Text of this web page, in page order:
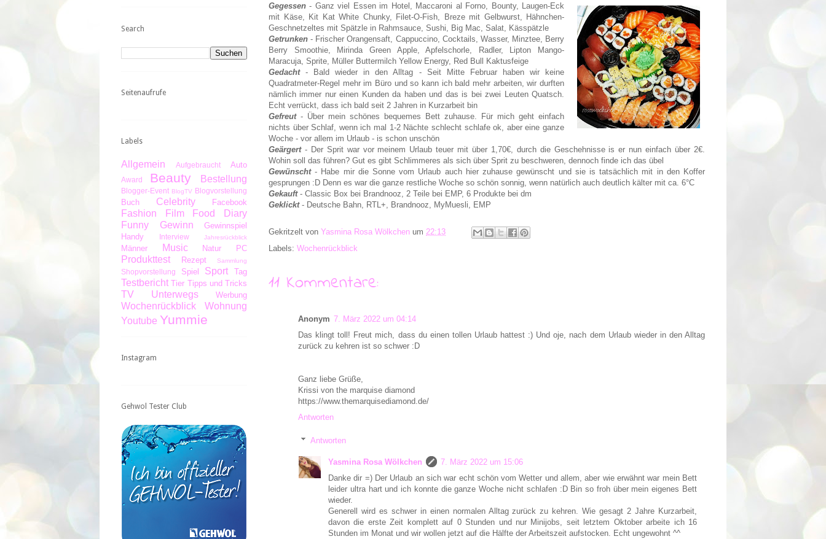
Gegessen - Ganz viel Essen im Hotel, Maccaroni al Forno, Bounty, Laugen-Eck
mit Käse, Kit Kat White Chunky, Filet-O-Fish, Breze mit Gelbwurst, Hähnchen-
Geschnetzeltes mit Spätzle in Rahmsauce, Sushi, Big Mac, Salat, Kässpätzle
Getrunken - Frischer Orangensaft, Cappuccino, Cocktails, Wasser, Minztee, Berry
Berry Smoothie, Mirinda Green Apple, Apfelschorle, Radler, Lipton Mango-
Maracuja, Sprite, Müller Buttermilch Yellow Energy, Red Bull Kaktusfeige
Gedacht- Bald wieder in den Alltag - Seit Mitte Februar haben wir keine
Quadratmeter-Regel mehr im Büro und so kann ich bald mehr arbeiten, wir durften
nämlich immer nur einen Kunden da haben und das is bei zwei Leuten Quatsch.
Echt verrückt, dass ich bald seit 2 Jahren in Kurzarbeit bin
Gefreut- Über mein schönes bequemes Bett zuhause. Für mich geht einfach
nichts über Schlaf, wenn ich mal 1-2 Nächte schlecht schlafe ok, aber eine ganze
Woche - vor allem im Urlaub - is schon unschön
Geärgert- Der Sprit war vor meinem Urlaub teuer mit über 1,70€, durch die Geschehnisse is er nun einfach über 2€.
Wohin soll das führen? Gut es gibt Schlimmeres als sich über Sprit zu beschweren, dennoch finde ich das übel
Gewünscht- Habe mir die Sonne vom Urlaub auch hier zuhause gewünscht und sie is tatsächlich mit in den Koffer
gesprungen :D Denn es war die ganze restliche Woche so schön sonnig, wenn natürlich auch deutlich kälter mit ca. 6°C
Gekauft- Classic Box bei Brandnooz, 2 Teile bei EMP, 6 Produkte bei dm
Geklickt- Deutsche Bahn, RTL+, Brandnooz, MyMuesli, EMP
Gekritzelt von Yasmina Rosa Wölkchen um 22:13
Labels: Wochenrückblick
11 Kommentare:
Anonym 7. März 2022 um 04:14
Das klingt toll! Freut mich, dass du einen tollen Urlaub hattest :) Und oje, nach dem Urlaub wieder in den Alltag
zurück zu kehren ist so schwer :D
Ganz liebe Grüße,
Krissi von the marquise diamond
https://www.themarquisediamond.de/
Antworten
Antworten
Yasmina Rosa Wölkchen
7. März 2022 um 15:06
Danke dir =) Der Urlaub an sich war echt schön vom Wetter und allem, aber wie erwähnt war mein Bett
leider ultra hart und ich konnte die ganze Woche nicht schlafen :D Bin so froh über mein eigenes Bett
wieder.
Generell wird es schwer in einen normalen Alltag zurück zu kehren. Wie gesagt 2 Jahre Kurzarbeit,
davon die erste Zeit komplett auf 0 Stunden und nur Minijobs, seit letztem Oktober arbeite ich 16
Stunden im Monat und wir wollen jetzt auf die Hälfte der Arbeitszeit aufstocken. Echt ungewohnt ^^
Search
Seitenaufrufe
Labels
Allgemein Aufgebraucht Auto
Award Beauty Bestellung
Blogger-Event BlogTV Blogvorstellung
Buch Celebrity Facebook
Fashion Film
Food Diary
Funny
Gewinn
Gewinnspiel
Handy
Interview Jahresrückblick
Männer Music Natur PC
Produkttest Rezept Sammlung
Shopvorstellung Spiel Sport Tag
Testbericht Tier Tipps und Tricks
TV Unterwegs Werbung
Wochenrückblick
Wohnung
Youtube Yummie
Instagram
Gehwol Tester Club